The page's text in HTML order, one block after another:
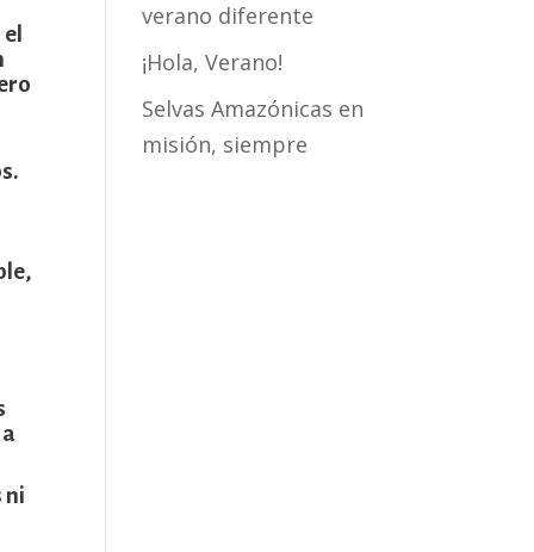
ni
verano diferente
¡Hola, Verano!
Selvas Amazónicas en
misión, siempre